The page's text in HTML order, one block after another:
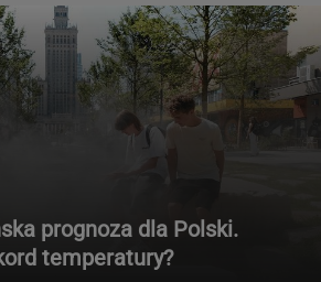
prognoza dla Polski.
temperatury?